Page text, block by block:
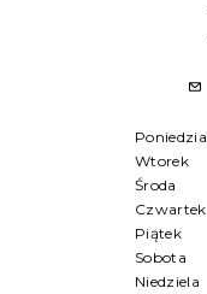
Wtorek
Środa
Czwartek
Piątek
Sobota
Niedziela